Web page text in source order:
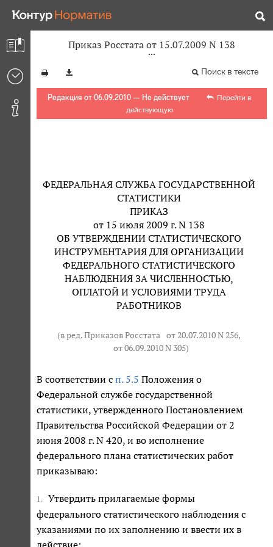
Приказ Росстата от 15.07.2009 N 138
Поиск в тексте
Редакция от 06.09.2010 — Не действует
Перейти в
действующую
ФЕДЕРАЛЬНАЯ СЛУЖБА ГОСУДАРСТВЕННОЙ
СТАТИСТИКИ
ПРИКАЗ
от 15 июля 2009 г. N 138
ОБ УТВЕРЖДЕНИИ СТАТИСТИЧЕСКОГО
ИНСТРУМЕНТАРИЯ ДЛЯ ОРГАНИЗАЦИИ
ФЕДЕРАЛЬНОГО СТАТИСТИЧЕСКОГО
НАБЛЮДЕНИЯ ЗА ЧИСЛЕННОСТЬЮ,
ОПЛАТОЙ И УСЛОВИЯМИ ТРУДА
РАБОТНИКОВ
(в ред. Приказов Росстата от 20.07.2010 N 256,
от 06.09.2010 N 305)
В соответствии с п. 5.5 Положения о
Федеральной службе государственной
статистики, утвержденного Постановлением
Правительства Российской Федерации от 2
июня 2008 г. N 420, и во исполнение
федерального плана статистических работ
приказываю:
1.
Утвердить прилагаемые формы
федерального статистического наблюдения с
указаниями по их заполнению и ввести их в